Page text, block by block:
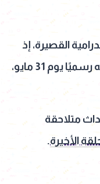
القصيرة، إذ
يتكون من 21 حلقة فقط، وبدأ عرضه رسميًا يوم 31 مايو،
متلاحقة
الأخيرة.